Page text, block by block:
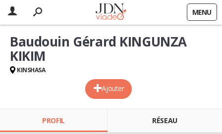
MENU
Ajouter
Baudouin Gérard KINGUNZA
KIKIM
KINSHASA
PROFIL RÉSEAU